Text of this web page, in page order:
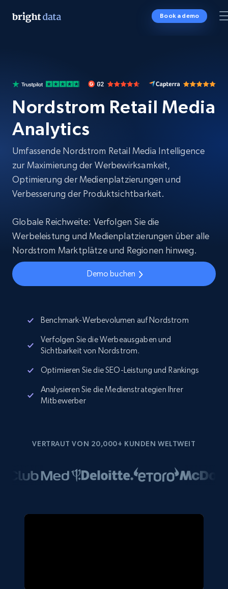
Book a demo
Nordstrom Retail Media
Analytics
Umfassende Nordstrom Retail Media Intelligence
zur Maximierung der Werbewirksamkeit,
Optimierung der Medienplatzierungen und
Verbesserung der Produktsichtbarkeit.
Globale Reichweite: Verfolgen Sie die
Werbeleistung und Medienplatzierungen über alle
Nordstrom Marktplätze und Regionen hinweg.
Demo buchen
Benchmark-Werbevolumen auf Nordstrom
Verfolgen Sie die Werbeausgaben und
Sichtbarkeit von Nordstrom.
Optimieren Sie die SEO-Leistung und Rankings
Analysieren Sie die Medienstrategien Ihrer
Mitbewerber
VERTRAUT VON 20,000+ KUNDEN WELTWEIT